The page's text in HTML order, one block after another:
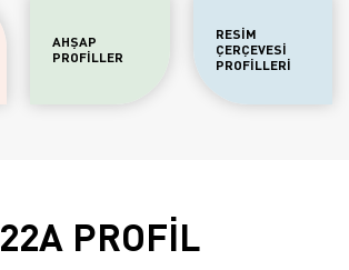
AHŞAP
PROFİLLER
RESİM
ÇERÇEVESİ
PROFİLLERİ
22A PROFİL